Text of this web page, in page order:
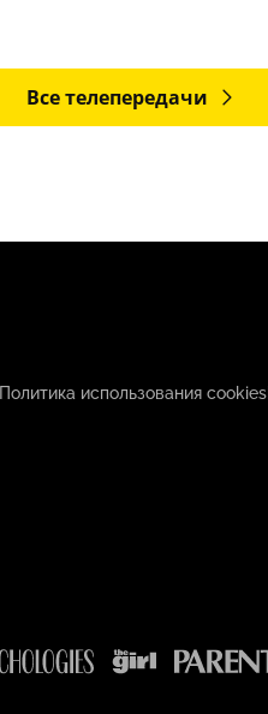
Все телепередачи
Политика использования cookies